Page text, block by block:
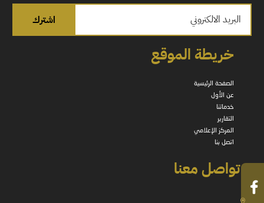
خريطة الموقع
الصفحة الرئيسية
عن الأول
خدماتنا
التقارير
المركز الإعلامي
اتصل بنا
تواصل معنا